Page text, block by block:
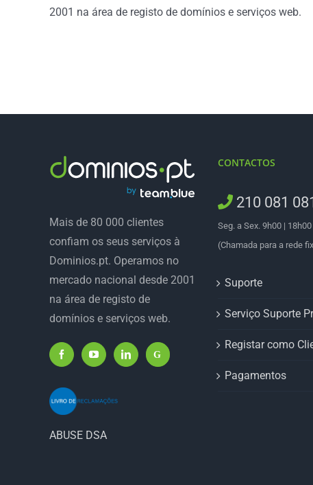
2001 na área de registo de domínios e serviços web.
Mais de 80 000 clientes
confiam os seus serviços à
Dominios.pt. Operamos no
mercado nacional desde 2001
na área de registo de
domínios e serviços web.
ABUSE DSA
CONTACTOS
210 081
Seg. a Sex. 9h00 | 18h00
(Chamada para a rede
Suporte
Serviço Suporte
Registar como
Pagamentos